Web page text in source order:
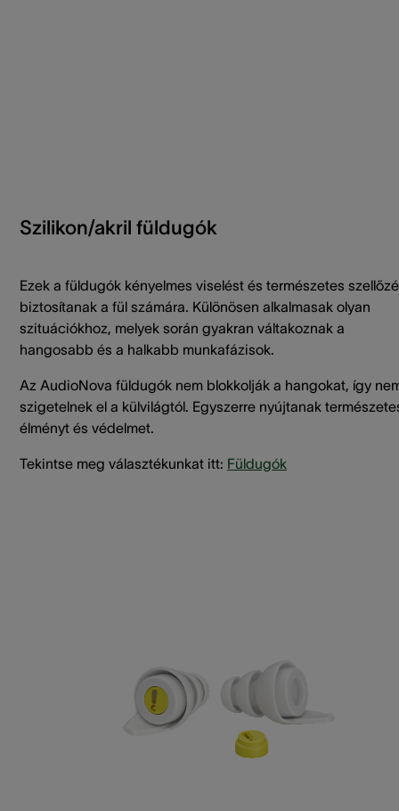
Szilikon/akril füldugók
Ezek a füldugók kényelmes viselést és természetes
biztosítanak a fül számára. Különösen alkalmasak olyan
szituációkhoz, melyek során gyakran váltakoznak a
hangosabb és a halkabb munkafázisok.
Az AudioNova füldugók nem blokkolják a hangokat, így
szigetelnek el a külvilágtól. Egyszerre nyújtanak
élményt és védelmet.
Tekintse meg választékunkat itt: Füldugók